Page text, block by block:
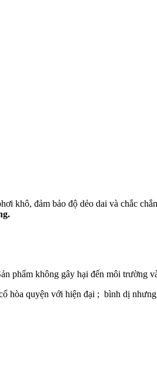
khô, đảm bảo độ dẻo dai và chắc
phẩm không gây hại đến môi trường
hòa quyện với hiện đại ; bình dị